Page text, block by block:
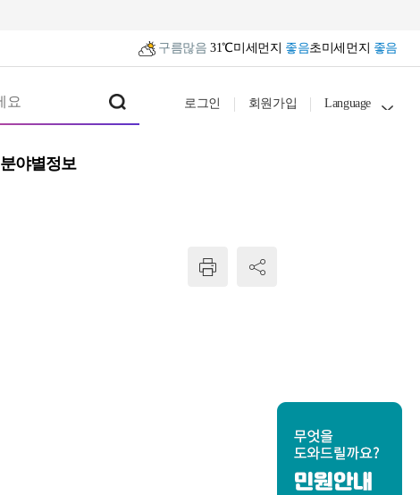
구름많음 31℃미세먼지 좋음초미세먼지 좋음
분야별정보
로그인 회원가입 Language